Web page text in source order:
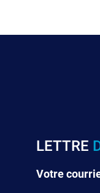
LETTRE
Votre